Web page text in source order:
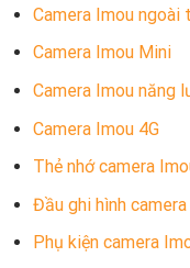
Camera Imou ngoài
Camera Imou Mini
Camera Imou năng
Camera Imou 4G
Thẻ nhớ camera
Đầu ghi hình
Phụ kiện camera